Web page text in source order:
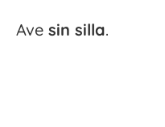
Ave sin silla.